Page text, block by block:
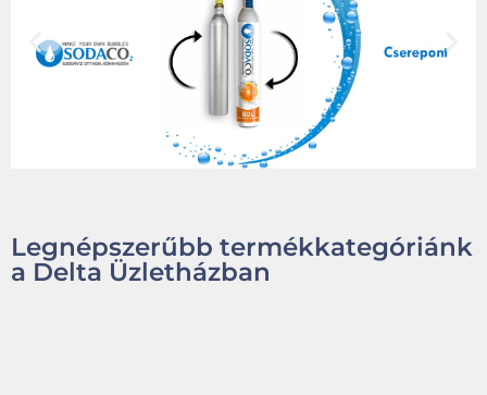
Legnépszerűbb termékkategóriánk
a Delta Üzletházban